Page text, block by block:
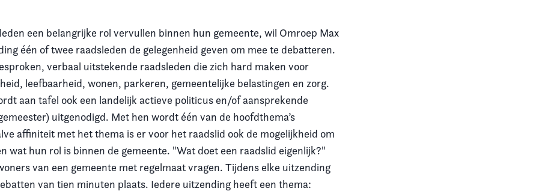
een belangrijke rol vervullen binnen hun gemeente, wil Omroep Max
één of twee raadsleden de gelegenheid geven om mee te debatteren.
verbaal uitstekende raadsleden die zich hard maken voor
leefbaarheid, wonen, parkeren, gemeentelijke belastingen en zorg.
aan tafel ook een landelijk actieve politicus en/of aansprekende
uitgenodigd. Met hen wordt één van de hoofdthema’s
affiniteit met het thema is er voor het raadslid ook de mogelijkheid om
wat hun rol is binnen de gemeente. "Wat doet een raadslid eigenlijk?"
van een gemeente met regelmaat vragen. Tijdens elke uitzending
van tien minuten plaats. Iedere uitzending heeft een thema: